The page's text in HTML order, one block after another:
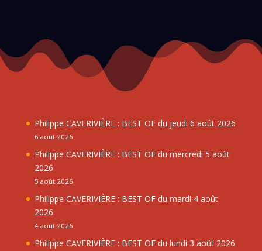
Philippe CAVERIVIÈRE : BEST OF du jeudi 6 août 2026
6 août 2026
Philippe CAVERIVIÈRE : BEST OF du mercredi 5 août
2026
5 août 2026
Philippe CAVERIVIÈRE : BEST OF du mardi 4 août
2026
4 août 2026
Philippe CAVERIVIÈRE : BEST OF du lundi 3 août 2026